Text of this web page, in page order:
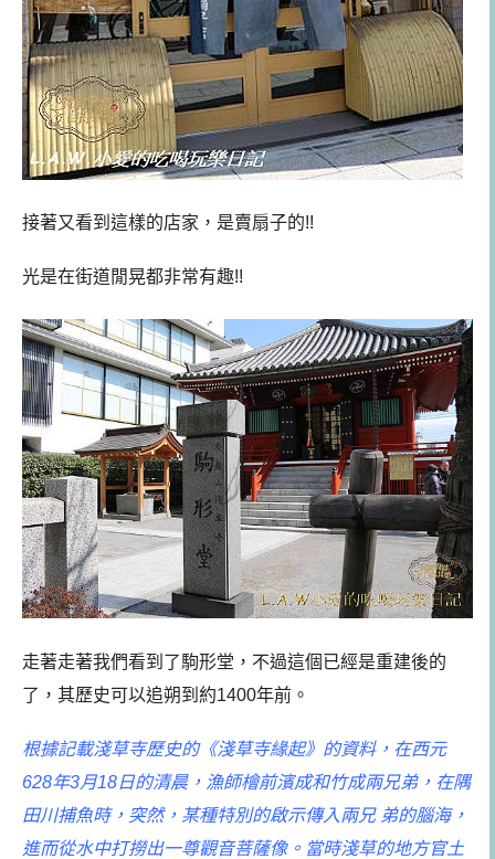
接著又看到這樣的店家，是賣扇子的!!
光是在街道閒晃都非常有趣!!
走著走著我們看到了駒形堂，不過這個已經是重建後的
了，其歷史可以追朔到約1400年前。
根據記載淺草寺歷史的《淺草寺緣起》的資料，在西元
628年3月18日的清晨，漁師檜前濱成和竹成兩兄弟，在隅
田川捕魚時，突然，某種特別的啟示傳入兩兄 弟的腦海，
進而從水中打撈出一尊觀音菩薩像。當時淺草的地方官土